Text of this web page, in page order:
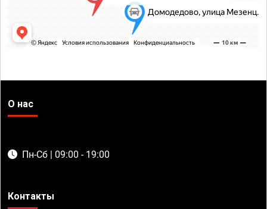
О нас
Пн-Сб | 09:00 - 19:00
Контакты